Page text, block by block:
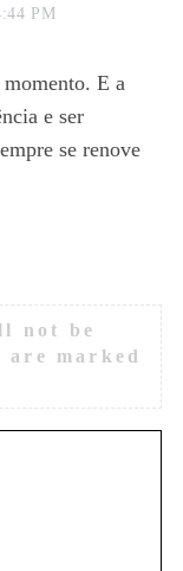
PM
E a
e ser
se renove
not be
marked